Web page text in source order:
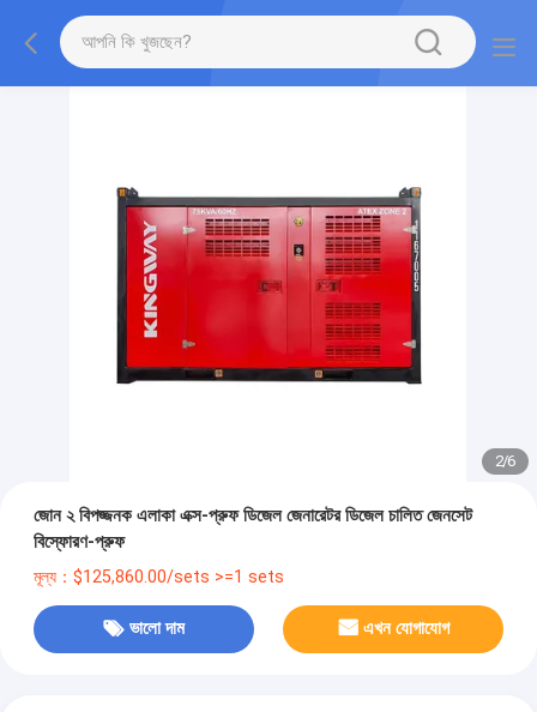
2/6
জোন ২ বিপজ্জনক এলাকা এক্স-প্রুফ ডিজেল জেনারেটর ডিজেল চালিত জেনসেট
বিস্ফোরণ-প্রুফ
মূল্য：$125,860.00/sets >=1 sets
ভালো দাম এখন যোগাযোগ